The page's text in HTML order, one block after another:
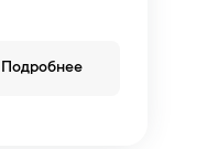
Подробнее